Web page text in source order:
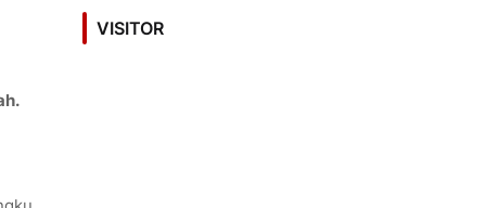
VISITOR